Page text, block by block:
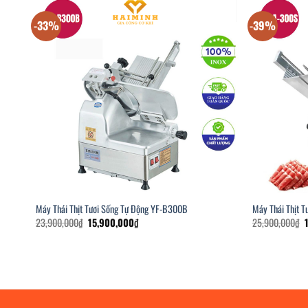
-33%
Máy Thái Thịt Tươi Sống Tự Động YF-B300B
23,900,000₫ Giá
gốc
15,900,000₫Giá
-39%
Máy Thái Thịt
25,900,000₫